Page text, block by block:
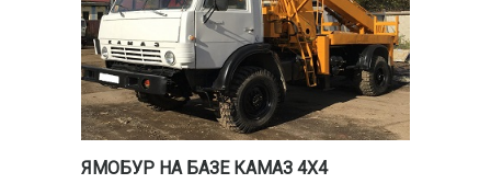
ЯМОБУР НА БАЗЕ КАМАЗ 4Х4